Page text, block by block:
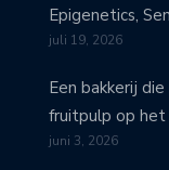
Epigenetics,
juli 19, 2026
Een bakkerij
fruitpulp op het
juni 3, 2026